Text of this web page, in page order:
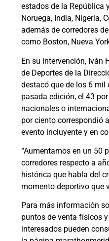
estados de la República
Noruega, India, Nigeria,
además de corredores
como Boston, Nueva
En su intervención, Iván
de Deportes de la
destacó que de los 6 mil
pasada edición, el 43
nacionales o
por ciento correspondió
evento incluyente y en
“Aumentamos en un 50
corredores respecto a
histórica que habla del
momento deportivo que
Para más información
puntos de venta físicos
interesados pueden